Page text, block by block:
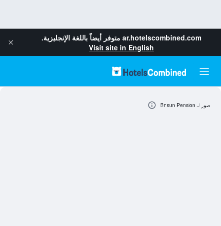
ar.hotelscombined.com متوفر أيضاً باللغة الإنجليزية.
Visit site in English
صور لـ Bnsun Pension